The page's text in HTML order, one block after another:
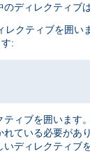
ディレクティブ
クティブを囲い
:
ィブを囲います
ている必要があ
ディレクティブ